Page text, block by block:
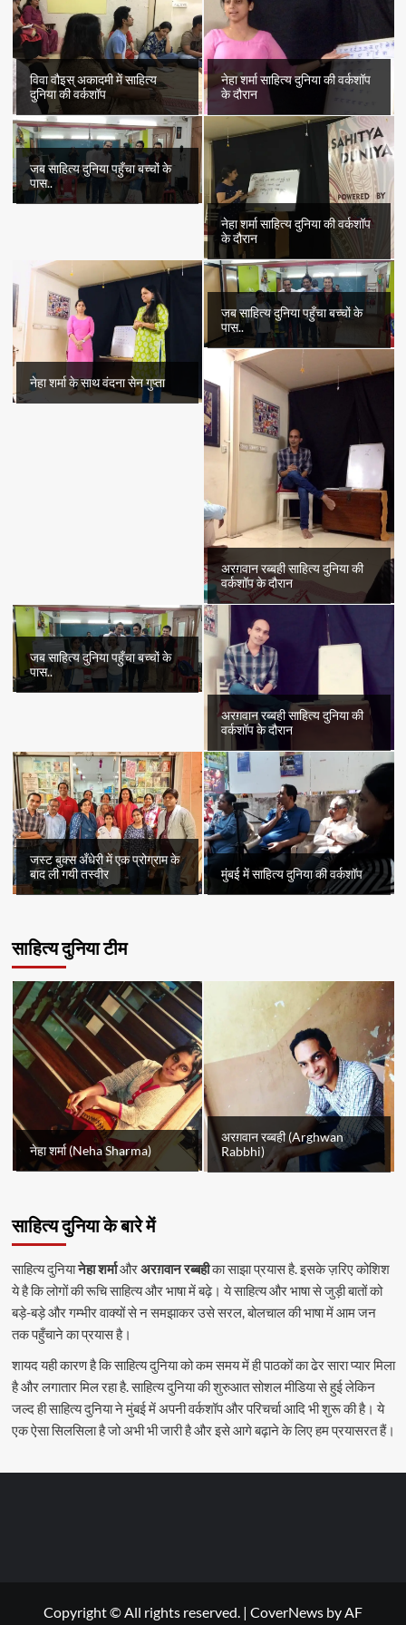
विवा वौइस् अकादमी में साहित्य
दुनिया की वर्कशॉप
नेहा शर्मा साहित्य दुनिया की वर्कशॉप
के दौरान
जब साहित्य दुनिया पहुँचा बच्चों के
पास..
नेहा शर्मा साहित्य दुनिया की वर्कशॉप
के दौरान
नेहा शर्मा के साथ वंदना सेन गुप्ता
जब साहित्य दुनिया पहुँचा बच्चों के
पास..
अरग़वान रब्बही साहित्य दुनिया की
वर्कशॉप के दौरान
जब साहित्य दुनिया पहुँचा बच्चों के
पास..
अरग़वान रब्बही साहित्य दुनिया की
वर्कशॉप के दौरान
जस्ट बुक्स अँधेरी में एक प्रोग्राम के
बाद ली गयी तस्वीर
मुंबई में साहित्य दुनिया की वर्कशॉप
साहित्य दुनिया टीम
नेहा शर्मा (Neha Sharma)
अरग़वान रब्बही (Arghwan
Rabbhi)
साहित्य दुनिया के बारे में
साहित्य दुनियानेहा शर्माऔरअरग़वान रब्बहीका साझा प्रयास है. इसके ज़रिए कोशिश
ये है कि लोगों की रूचि साहित्य और भाषा में बढ़े। ये साहित्य और भाषा से जुड़ी बातों को
बड़े-बड़े और गम्भीर वाक्यों से न समझाकर उसे सरल, बोलचाल की भाषा में आम जन
तक पहुँचाने का प्रयास है।
शायद यही कारण है कि साहित्य दुनिया को कम समय में ही पाठकों का ढेर सारा प्यार मिला
है और लगातार मिल रहा है. साहित्य दुनिया की शुरुआत सोशल मीडिया से हुई लेकिन
जल्द ही साहित्य दुनिया ने मुंबई में अपनी वर्कशॉप और परिचर्चा आदि भी शुरू की है। ये
एक ऐसा सिलसिला है जो अभी भी जारी है और इसे आगे बढ़ाने के लिए हम प्रयासरत हैं।
Copyright © All rights reserved. | CoverNews by AF